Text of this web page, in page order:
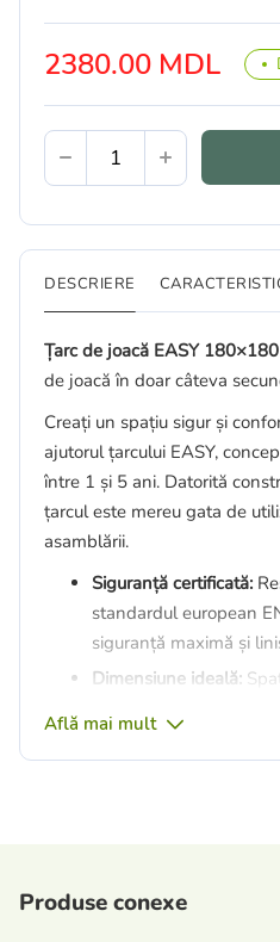
2380.00 MDL
DESCRIERE
Țarc de joacă EASY
de joacă în doar câteva
Creați un spațiu sigur și
ajutorul țarcului EASY,
între 1 și 5 ani. Datorită
țarcul este mereu gata de
asamblării.
Siguranță certificată:
standardul european
siguranță maximă și
Dimensiune ideală:
activități distractive.
plasă respirabilă pentru
Află mai mult
Produse conexe